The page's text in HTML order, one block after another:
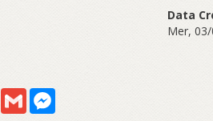
Data
Mer,
WhatsApp
Gmail